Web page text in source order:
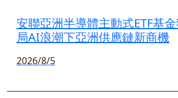
安聯亞洲半導體主動式ETF基
局AI浪潮下亞洲供應鏈新商機
2026/8/5